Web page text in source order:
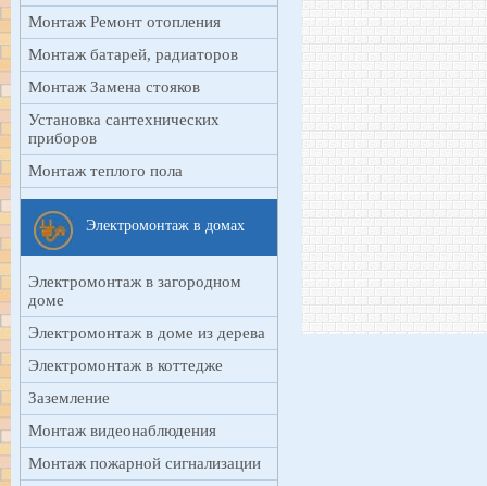
Монтаж Ремонт отопления
Монтаж батарей, радиаторов
Монтаж Замена стояков
Установка сантехнических
приборов
Монтаж теплого пола
Электромонтаж в домах
Электромонтаж в загородном
доме
Электромонтаж в доме из дерева
Электромонтаж в коттедже
Заземление
Монтаж видеонаблюдения
Монтаж пожарной сигнализации